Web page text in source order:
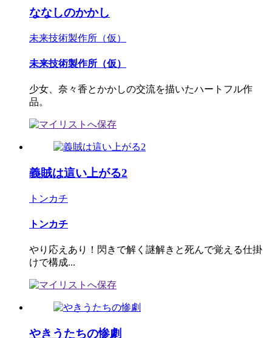
ななしのかかし
未来技術製作所（仮）
未来技術製作所（仮）
少女、奈々香とかかしの交流を描いたハートフル作
品。
義賊は這い上がる2
トンカチ
トンカチ
やり応えあり！閃きで解く謎解きと死んで覚える仕掛
けで構成...
やきうたちの惨劇